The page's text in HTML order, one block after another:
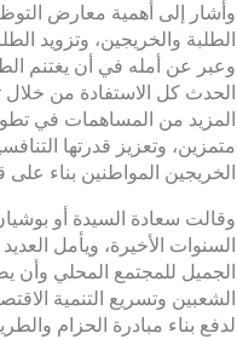
وأشار إلى أهمية معارض
الطلبة والخريجين، وتزويد
وعبر عن أمله في أن يغتنم
الحدث كل الاستفادة من
المزيد من المساهمات في
متمزين، وتعزيز قدرتها
الخريجين المواطنين بناء على قرار
وقالت سعادة السيدة أو
السنوات الأخيرة، ويأمل
الجميل للمجتمع المحلي وأن
الشعبين وتسريع التنمية
لدفع بناء مبادرة الحزام